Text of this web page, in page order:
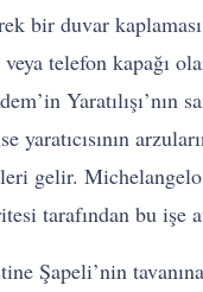
bir duvar
veya telefon kapağı
Yaratılışı’nın
yaratıcısının
gelir.
tarafından bu işe
Şapeli’nin